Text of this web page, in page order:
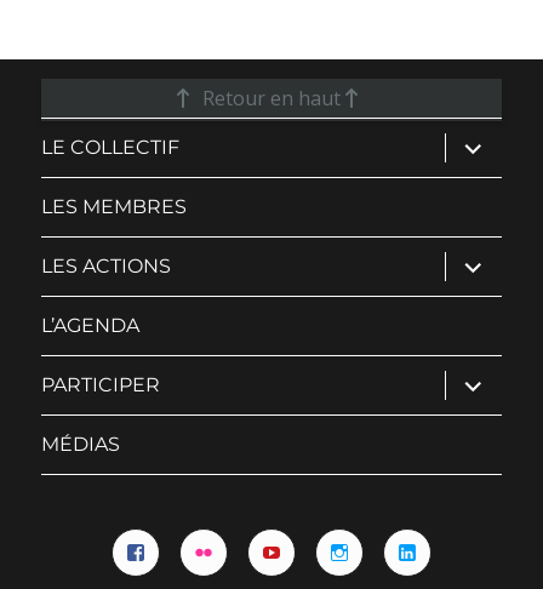
Retour en haut
LE COLLECTIF ouvrir
le
sous-
LES MEMBRES
LES ACTIONS ouvrir
le
sous-
L’AGENDA
PARTICIPER ouvrir
le
sous-
MÉDIAS